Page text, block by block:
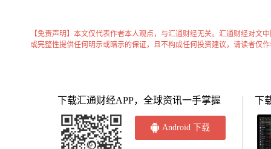
【免责声明】本文仅代表作者本人观点，与汇通财经无关。汇通财经对文
或完整性提供任何明示或暗示的保证，且不构成任何投资建议，请读者仅
下载汇通财经APP，全球资讯一手掌握
Android 下载
下